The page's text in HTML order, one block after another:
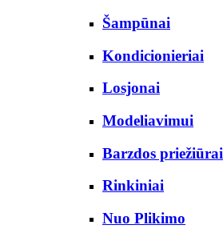
Šampūnai
Kondicionieriai
Losjonai
Modeliavimui
Barzdos priežiūrai
Rinkiniai
Nuo Plikimo